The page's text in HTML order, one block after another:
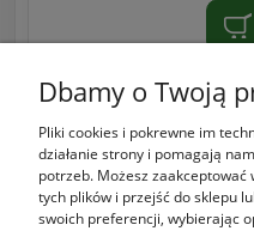
Dbamy o Twoją
Pliki cookies i pokrewne im
działanie strony i pomagają
potrzeb. Możesz
tych plików i przejść do sklepu
swoich preferencji, wybierając